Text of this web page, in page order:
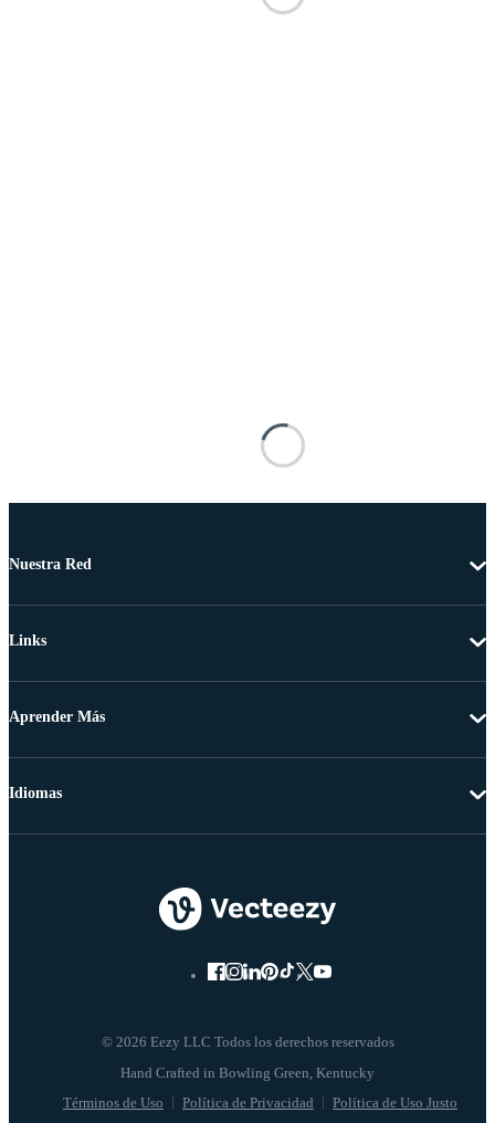
Nuestra Red
Links
Aprender Más
© 2026 Eezy LLC Todos los derechos reservados
Términos de Uso Política de Privacidad Política de Uso Justo
Idiomas